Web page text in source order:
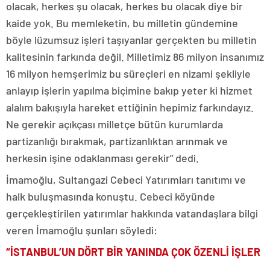
olacak, herkes şu olacak, herkes bu olacak diye bir
kaide yok. Bu memleketin, bu milletin gündemine
böyle lüzumsuz işleri taşıyanlar gerçekten bu milletin
kalitesinin farkında değil. Milletimiz 86 milyon insanımız
16 milyon hemşerimiz bu süreçleri en nizami şekliyle
anlayıp işlerin yapılma biçimine bakıp yeter ki hizmet
alalım bakışıyla hareket ettiğinin hepimiz farkındayız.
Ne gerekir açıkçası milletçe bütün kurumlarda
partizanlığı bırakmak, partizanlıktan arınmak ve
herkesin işine odaklanması gerekir” dedi.
İmamoğlu, Sultangazi Cebeci Yatırımları tanıtımı ve
halk buluşmasında konuştu. Cebeci köyünde
gerçekleştirilen yatırımlar hakkında vatandaşlara bilgi
veren İmamoğlu şunları söyledi:
“İSTANBUL’UN DÖRT BİR YANINDA ÇOK ÖZENLİ İŞLER